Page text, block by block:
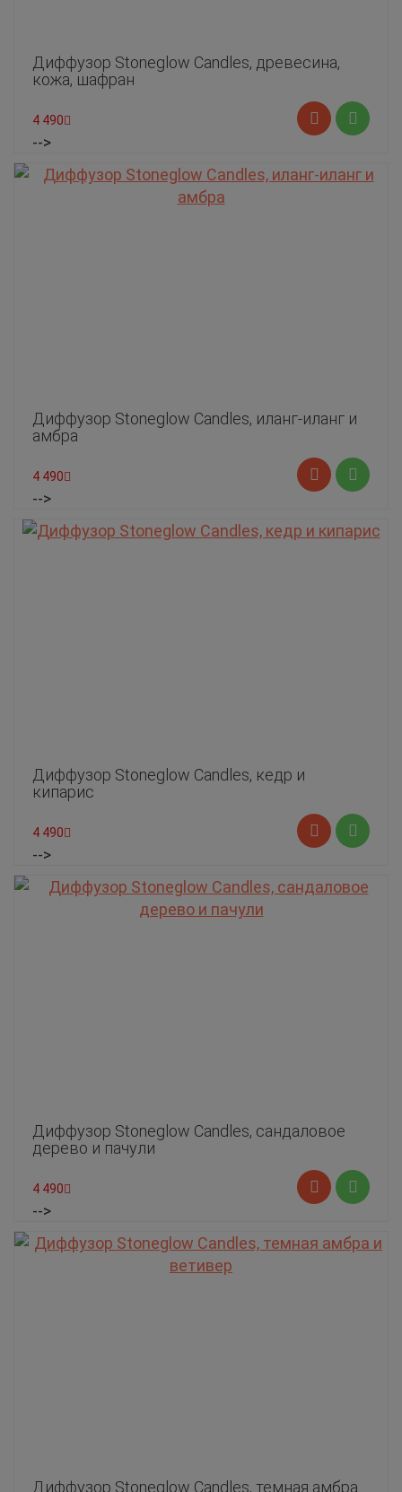
Диффузор Stoneglow Candles, древесина,
кожа, шафран
4 490
-->
Диффузор Stoneglow Candles, иланг-иланг и
амбра
4 490
-->
Диффузор Stoneglow Candles, кедр и
кипарис
4 490
-->
Диффузор Stoneglow Candles, сандаловое
дерево и пачули
4 490
-->
Диффузор Stoneglow Candles, темная амбра